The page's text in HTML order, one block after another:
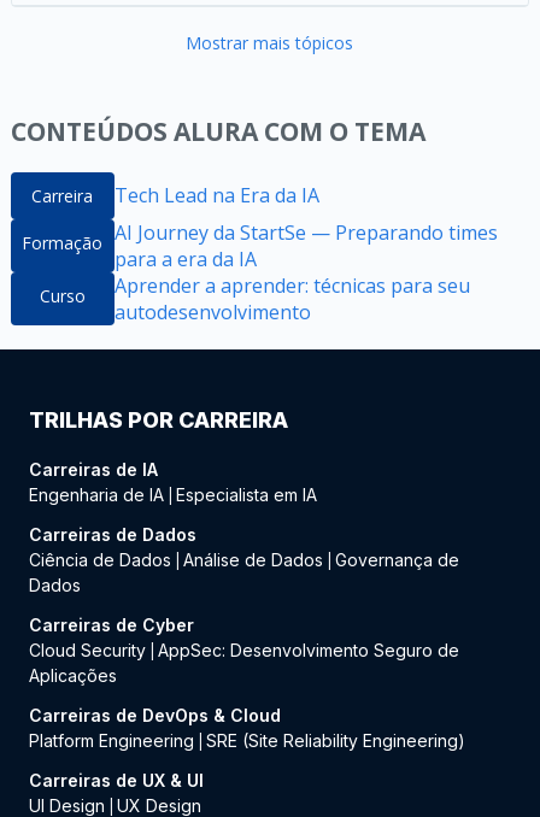
Mostrar mais tópicos
CONTEÚDOS ALURA COM O TEMA
Carreira Tech Lead na Era da IA
Formação AI Journey da StartSe — Preparando times
para a era da IA
Curso
Aprender a aprender: técnicas para seu
autodesenvolvimento
TRILHAS POR CARREIRA
Carreiras de IA
Engenharia de IA Especialista em IA
Carreiras de Dados
Ciência de Dados
Análise de Dados
Governança de
Dados
Carreiras de Cyber
Cloud Security AppSec: Desenvolvimento Seguro de
Aplicações
Carreiras de DevOps & Cloud
Platform Engineering
SRE (Site Reliability Engineering)
Carreiras de UX & UI
UI Design
UX Design